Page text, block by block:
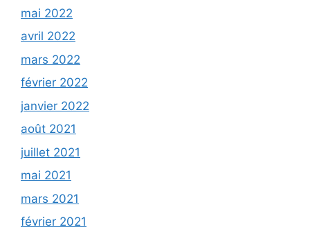
mai 2022
avril 2022
mars 2022
février 2022
janvier 2022
août 2021
juillet 2021
mai 2021
mars 2021
février 2021